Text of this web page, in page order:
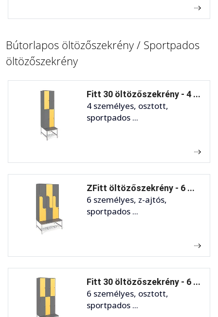
Bútorlapos öltözőszekrény / Sportpados
öltözőszekrény
Fitt 30 öltözőszekrény - 4 ...
4 személyes, osztott,
sportpados ...
ZFitt öltözőszekrény - 6 ...
6 személyes, z-ajtós,
sportpados ...
Fitt 30 öltözőszekrény - 6 ...
6 személyes, osztott,
sportpados ...